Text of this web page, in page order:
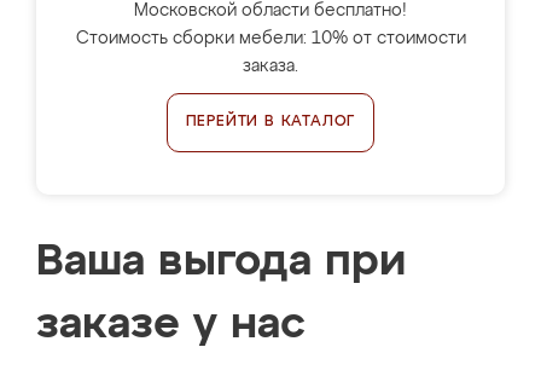
Московской области бесплатно!
Стоимость сборки мебели: 10% от стоимости
заказа.
ПЕРЕЙТИ В КАТАЛОГ
Ваша выгода при
заказе у нас